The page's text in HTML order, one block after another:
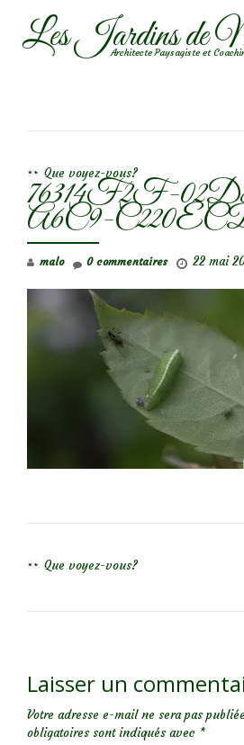
AllerLes Jardins de
Architecte Paysagiste et
Que voyez-vous?
76314F2F-
A6C9-
malo 22 mai
0 commentaires
Que voyez-vous?
Laisser un
Votre adresse e-mail ne sera pas
obligatoires sont indiqués avec *